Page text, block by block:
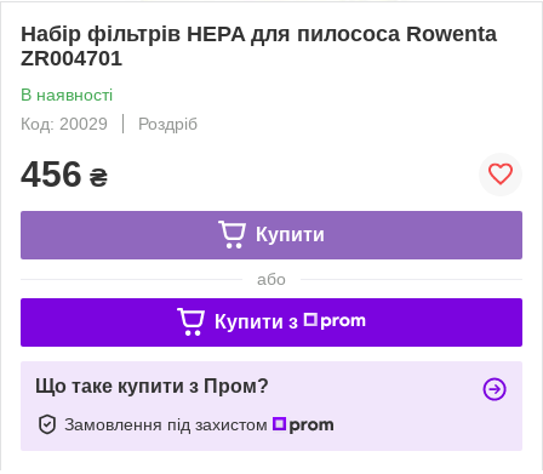
Набір фільтрів HEPA для пилососа Rowenta
ZR004701
В наявності
Код: 20029
Роздріб
456 ₴
Купити
або
Купити з
Що таке купити з Пром?
Замовлення під захистом